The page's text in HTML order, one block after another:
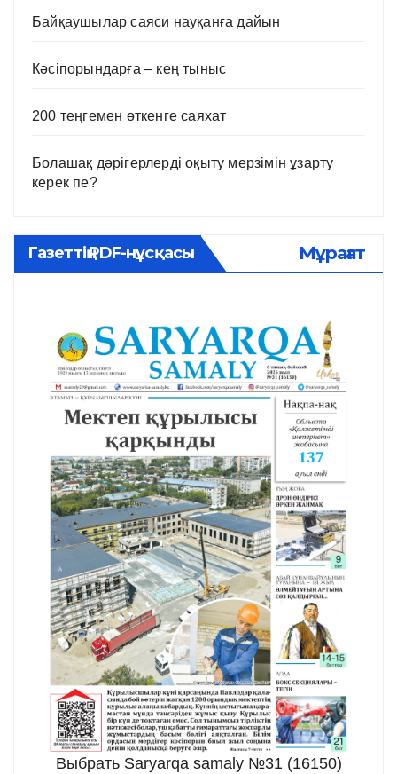
Байқаушылар саяси науқанға дайын
Кәсіпорындарға – кең тыныс
200 теңгемен өткенге саяхат
Болашақ дәрігерлерді оқыту мерзімін ұзарту
керек пе?
Газеттің PDF-нұсқасы Мұрағат
Выбрать Saryarqa samaly №31 (16150)